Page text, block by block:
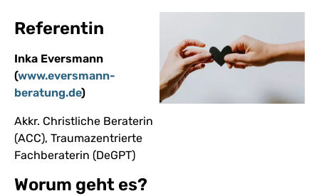
Referentin
Inka Eversmann
(www.eversmann-
beratung.de)
Akkr. Christliche Beraterin
(ACC), Traumazentrierte
Fachberaterin (DeGPT)
Worum geht es?